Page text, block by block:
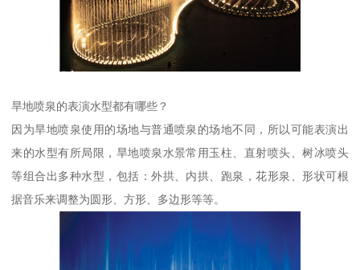
旱地喷泉的表演水型都有哪些？
因为旱地喷泉使用的场地与普通喷泉的场地不同，所以可能表演出
来的水型有所局限，旱地喷泉水景常用玉柱、直射喷头、树冰喷头
等组合出多种水型，包括：外拱、内拱、跑泉，花形泉、形状可根
据音乐来调整为圆形、方形、多边形等等。